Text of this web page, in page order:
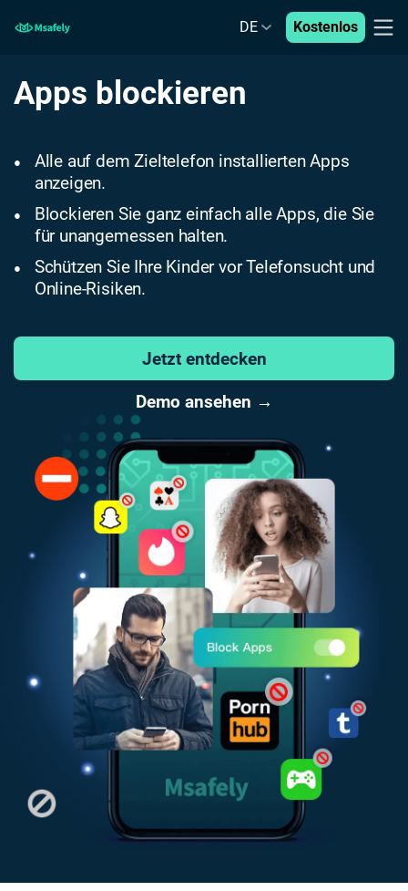
DE Kostenlos
Apps blockieren
●
Alle auf dem Zieltelefon installierten Apps
anzeigen.
●
Blockieren Sie ganz einfach alle Apps, die Sie
für unangemessen halten.
●
Schützen Sie Ihre Kinder vor Telefonsucht und
Online-Risiken.
Jetzt entdecken
Demo ansehen →